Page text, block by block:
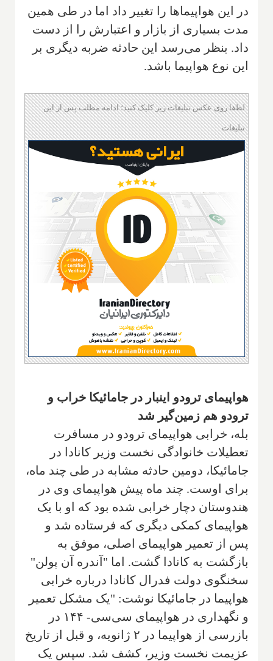
در این هواپیماها را تغییر داد اما در طی همین
مدت بسیاری از بازار و اعتبارش را از دست
داد. بنظر می‌رسد این حادثه ضربه دیگری بر
این نوع هواپیما باشد.
لطفا روی عکس تبلیغات زیر کلیک کنید؛ ادامه مطلب پس از این
تبلیغات
هواپیمای ترودو اینبار در جامائیکا خراب و
ترودو هم زمین‌گیر شد
بله، خرابی هواپیمای ترودو در مسافرت
تعطیلات خانوادگی نخست وزیر کانادا در
جامائیکا، دومین حادثه مشابه در طی چند ماه،
برای اوست. چند ماه پیش هواپیمای وی در
هندوستان دچار خرابی شده بود که او با یک
هواپیمای کمکی دیگری که فرستاده شد و
پس از تعمیر هواپیمای اصلی، موفق به
بازگشت به کانادا گشت. اما "آندره آن پولن"
سخنگوی دولت فدرال کانادا درباره خرابی
هواپیما در جامائیکا نوشت: "یک مشکل تعمیر
و نگهداری در هواپیمای سی‌سی- ۱۴۴ در
بازرسی از هواپیما در ۲ ژانویه، و قبل از تاریخ
عزیمت نخست وزیر، کشف شد. سپس یک